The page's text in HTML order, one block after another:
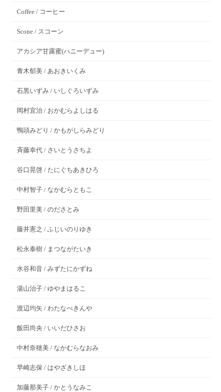
Coffee / コーヒー
Scone / スコーン
アカシア甘露蜜(ハニーデュー)
青木郁美 / あおきいくみ
石黒いずみ / いしぐろいずみ
岡村宜治 / おかむらよしはる
鴨頭みどり / かもがしらみどり
斉藤幸代 / さいとうさちよ
谷口晃啓 / たにぐちあきひろ
中村智子 / なかむらともこ
野田里美 / のださとみ
藤井憲之 / ふじいのりゆき
松永泰樹 / まつながたいき
水谷和音 / みずたにかずね
湯山治子 / ゆやまはるこ
渡辺均矢 / わたなべきんや
飯田尚央 / いいだひさお
中村奈穂美 / なかむらなおみ
早崎志保 / はやざきしほ
加藤那美子 / かとうなみこ